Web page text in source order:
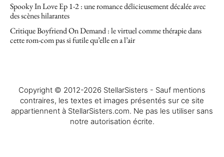
Spooky In Love Ep 1-2 : une romance délicieusement décalée avec
des scènes hilarantes
Critique Boyfriend On Demand : le virtuel comme thérapie dans
cette rom-com pas si futile qu’elle en a l’air
Copyright © 2012-2026 StellarSisters - Sauf mentions
contraires, les textes et images présentés sur ce site
appartiennent à StellarSisters.com. Ne pas les utiliser sans
notre autorisation écrite.